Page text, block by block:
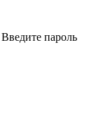
Введите пароль